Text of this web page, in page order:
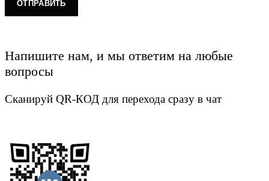
Напишите нам, и мы ответим на любые
вопросы
Сканируй QR-КОД для перехода сразу в чат